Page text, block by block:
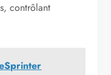
contrôlant